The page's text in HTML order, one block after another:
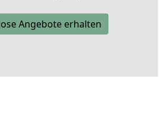
Angebote erhalten